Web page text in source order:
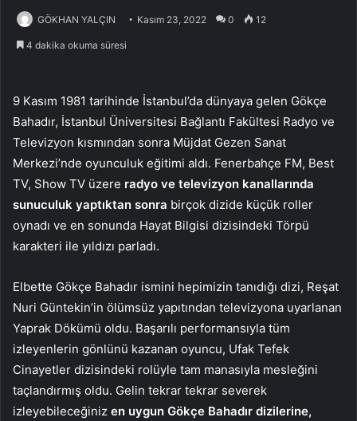
GÖKHAN YALÇIN Kasım 23, 2022 0 12
4 dakika okuma süresi
9 Kasım 1981 tarihinde İstanbul’da dünyaya gelen Gökçe
Bahadır, İstanbul Üniversitesi Bağlantı Fakültesi Radyo ve
Televizyon kısmından sonra Müjdat Gezen Sanat
Merkezi’nde oyunculuk eğitimi aldı. Fenerbahçe FM, Best
TV, Show TV üzere radyo ve televizyon kanallarında
sunuculuk yaptıktan sonra birçok dizide küçük roller
oynadı ve en sonunda Hayat Bilgisi dizisindeki Törpü
karakteri ile yıldızı parladı.
Elbette Gökçe Bahadır ismini hepimizin tanıdığı dizi, Reşat
Nuri Güntekin’in ölümsüz yapıtından televizyona uyarlanan
Yaprak Dökümü oldu. Başarılı performansıyla tüm
izleyenlerin gönlünü kazanan oyuncu, Ufak Tefek
Cinayetler dizisindeki rolüyle tam manasıyla mesleğini
taçlandırmış oldu. Gelin tekrar tekrar severek
izleyebileceğiniz en uygun Gökçe Bahadır dizilerine,